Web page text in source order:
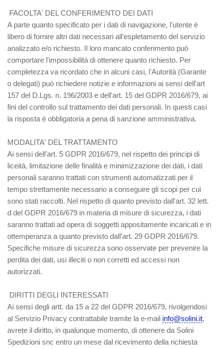
FACOLTA' DEL CONFERIMENTO DEI DATI
A parte quanto specificato per i dati di navigazione, l'utente è
libero di fornire altri dati necessari all'espletamento del servizio
analizzato e/o richiesto. Il loro mancato conferimento può
comportare l'impossibilità di ottenere quanto richiesto. Per
completezza va ricordato che in alcuni casi, l'Autorità (Garante
o delegati) può richiedere notizie e informazioni ai sensi dell'art
157 del D.Lgs. n. 196/2003 e dell'art. 15 del GDPR 2016/679, ai
fini del controllo sul trattamento dei dati personali. In questi casi
la risposta è obbligatoria a pena di sanzione amministrativa.
MODALITA' DEL TRATTAMENTO
Ai sensi dell'art. 5 GDPR 2016/679, nel rispetto dei principi di
liceità, limitazione delle finalità e minimizzazione dei dati, i dati
personali saranno trattati con strumenti automatizzati per il
tempo strettamente necessario a conseguire gli scopi per cui
sono stati raccolti. Nel rispetto di quanto previsto dall'art. 32 lett.
d del GDPR 2016/679 in materia di misure di sicurezza, i dati
saranno trattati ad opera di soggetti appositamente incaricati e in
ottemperanza a quanto previsto dall'art. 29 GDPR 2016/679.
Specifiche misure di sicurezza sono osservate per prevenire la
perdita dei dati, usi illeciti o non corretti ed accessi non
autorizzati.
DIRITTI DEGLI INTERESSATI
Ai sensi degli artt. da 15 a 22 del GDPR 2016/679, rivolgendosi
al Servizio Privacy contrattabile tramite la e-mail info@solini.it,
avrete il diritto, in qualunque momento, di ottenere da Solini
Spedizioni snc entro un mese dal ricevimento della richiesta